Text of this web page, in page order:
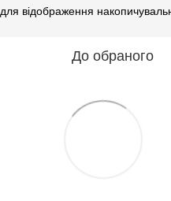
для відображення
До обраного